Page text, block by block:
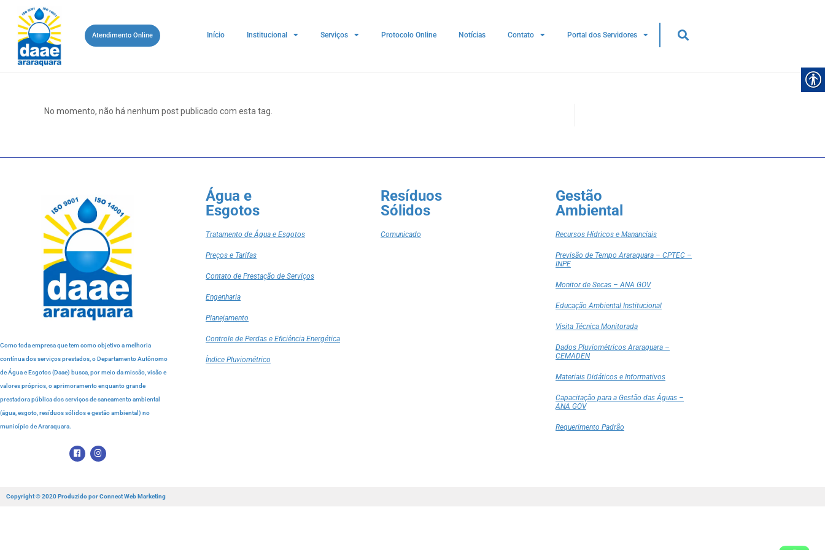
Atendimento Online Início Institucional Serviços Protocolo Online Notícias Contato Portal dos Servidores
No momento, não há nenhum post publicado com esta tag.
Como toda empresa que tem como objetivo a melhoria
contínua dos serviços prestados, o Departamento Autônomo
de Água e Esgotos (Daae) busca, por meio da missão, visão e
valores próprios, o aprimoramento enquanto grande
prestadora pública dos serviços de saneamento ambiental
(água, esgoto, resíduos sólidos e gestão ambiental) no
município de Araraquara.
Água e
Esgotos
Tratamento de Água e Esgotos
Preços e Tarifas
Contato de Prestação de Serviços
Engenharia
Planejamento
Controle de Perdas e Eficiência Energética
Índice Pluviométrico
Resíduos
Sólidos
Comunicado
Gestão
Ambiental
Recursos Hídricos e Mananciais
Previsão de Tempo Araraquara – CPTEC –
INPE
Monitor de Secas – ANA GOV
Educação Ambiental Institucional
Visita Técnica Monitorada
Dados Pluviométricos Araraquara –
CEMADEN
Materiais Didáticos e Informativos
Capacitação para a Gestão das Águas –
ANA GOV
Requerimento Padrão
Copyright © 2020 Produzido porConnect Web Marketing